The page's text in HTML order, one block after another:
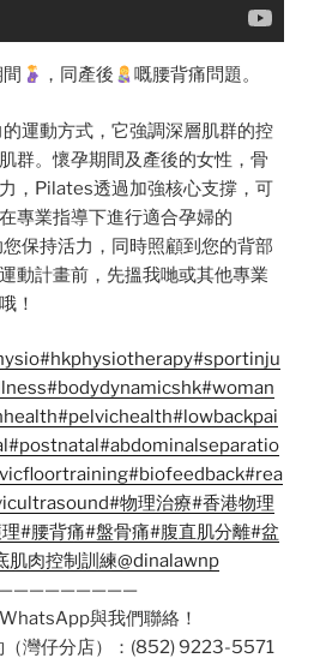
，同產後 嘅腰背痛問題。
運動方式，它強調深層肌群的控
群。懷孕期間及產後的女性，骨
，Pilates透過加強核心支撐，可
專業指導下進行適合孕婦的
保持活力，同時照顧到您的背部
動計畫前，先搵我哋或其他專業
！
#hkphysiotherapy#sportinju
#bodydynamicshk#woman
#pelvichealth#lowbackpai
#postnatal#abdominalseparatio
#biofeedback#rea
#物理治療#香港物理
#腰背痛#盤骨痛#腹直肌分離#盆
肌肉控制訓練@dinalawnp
與我們聯絡！
灣仔分店）：(852) 9223-5571